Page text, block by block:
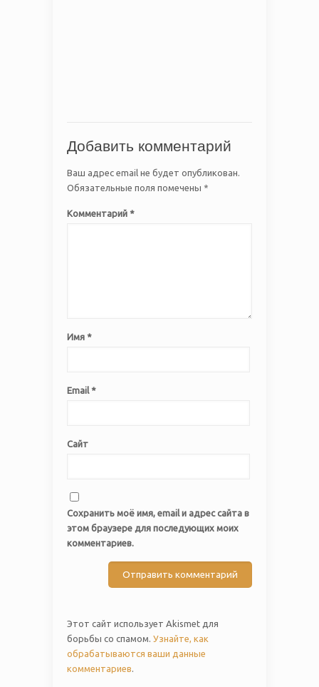
Добавить комментарий
Ваш адрес email не будет опубликован.
Обязательные поля помечены *
Комментарий *
Имя *
Email *
Сайт
Сохранить моё имя, email и адрес сайта в
этом браузере для последующих моих
комментариев.
Этот сайт использует Akismet для
борьбы со спамом. Узнайте, как
обрабатываются ваши данные
комментариев.